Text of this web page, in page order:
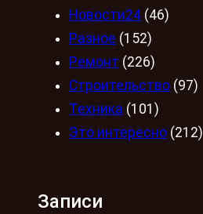
Новости24 (46)
Разное (152)
Ремонт (226)
Строительство (97)
Техника (101)
Это интересно (212)
Записи